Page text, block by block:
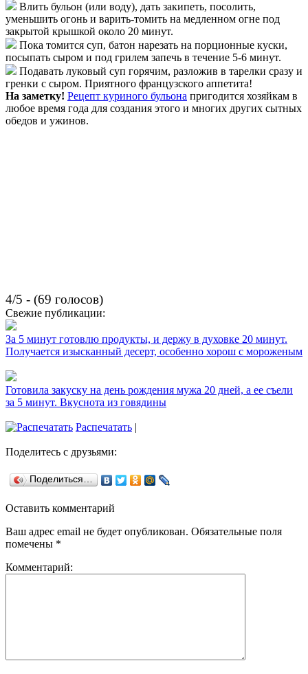
Влить бульон (или воду), дать закипеть, посолить,
уменьшить огонь и варить-томить на медленном огне под
закрытой крышкой около 20 минут.
Пока томится суп, батон нарезать на порционные куски,
посыпать сыром и под грилем запечь в течение 5-6 минут.
Подавать луковый суп горячим, разложив в тарелки сразу и
гренки с сыром. Приятного французского аппетита!
На заметку! Рецепт куриного бульона пригодится хозяйкам в
любое время года для создания этого и многих других сытных
обедов и ужинов.
4/5 - (69 голосов)
Свежие публикации:
За 5 минут готовлю продукты, и держу в духовке 20 минут.
Получается изысканный десерт, особенно хорош с мороженым
Готовила закуску на день рождения мужа 20 дней, а ее съели
за 5 минут. Вкуснота из говядины
Распечатать |
Поделитесь с друзьями:
Поделиться…
Оставить комментарий
Ваш адрес email не будет опубликован. Обязательные поля
помечены *
Комментарий: